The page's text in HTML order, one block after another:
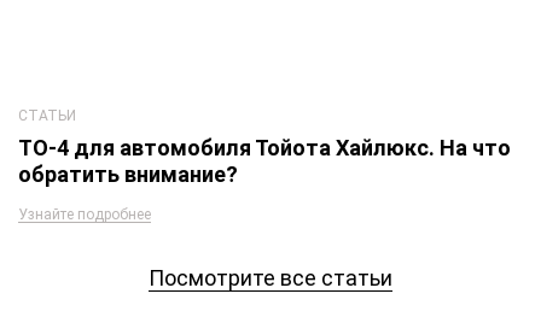
СТАТЬИ
ТО-4 для автомобиля Тойота Хайлюкс. На что
обратить внимание?
Узнайте подробнее
Посмотрите все статьи